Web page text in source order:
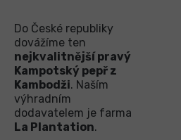
Do České republiky
dovážíme ten
nejkvalitnější pravý
Kampotský pepř z
Kambodži. Naším
výhradním
dodavatelem je farma
La Plantation.